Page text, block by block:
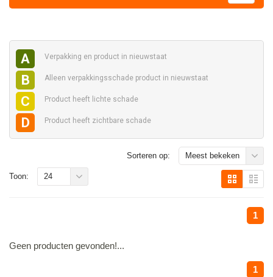
A Verpakking en product in nieuwstaat
B Alleen verpakkingsschade product in nieuwstaat
C Product heeft lichte schade
D Product heeft zichtbare schade
Sorteren op: Meest bekeken
1
Toon: 24
Geen producten gevonden!...
1